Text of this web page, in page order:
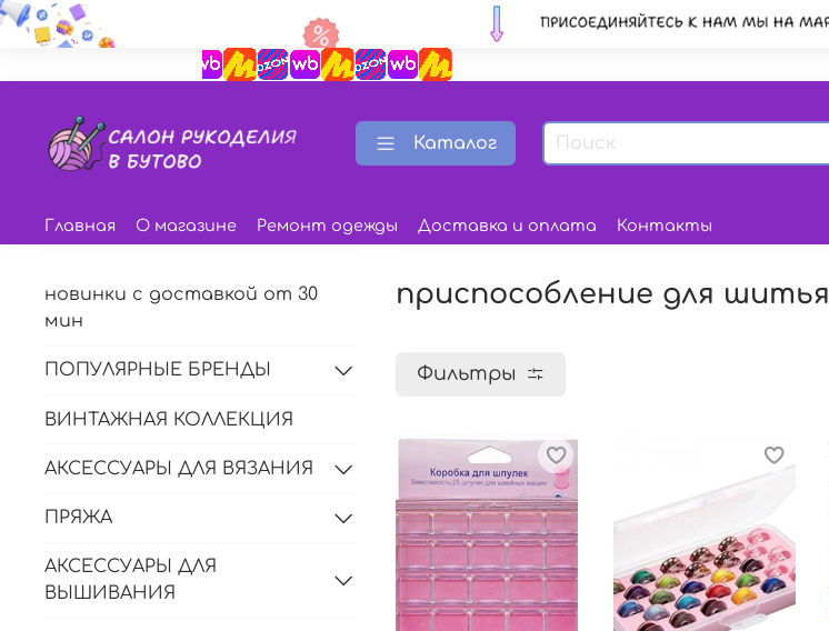
Каталог
Главная О магазине Ремонт одежды Доставка и оплата Контакты
приспособление для шитья
Фильтры
новинки с доставкой от 30
мин
ПОПУЛЯРНЫЕ БРЕНДЫ
ВИНТАЖНАЯ КОЛЛЕКЦИЯ
АКСЕССУАРЫ ДЛЯ ВЯЗАНИЯ
ПРЯЖА
АКСЕССУАРЫ ДЛЯ
ВЫШИВАНИЯ